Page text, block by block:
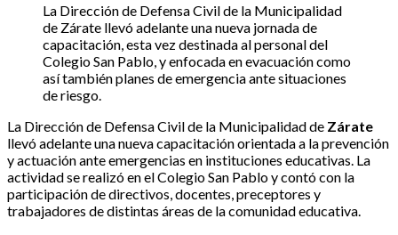
La Dirección de Defensa Civil de la Municipalidad
de Zárate llevó adelante una nueva jornada de
capacitación, esta vez destinada al personal del
Colegio San Pablo, y enfocada en evacuación como
así también planes de emergencia ante situaciones
de riesgo.
La Dirección de Defensa Civil de la Municipalidad de Zárate
llevó adelante una nueva capacitación orientada a la prevención
y actuación ante emergencias en instituciones educativas. La
actividad se realizó en el Colegio San Pablo y contó con la
participación de directivos, docentes, preceptores y
trabajadores de distintas áreas de la comunidad educativa.